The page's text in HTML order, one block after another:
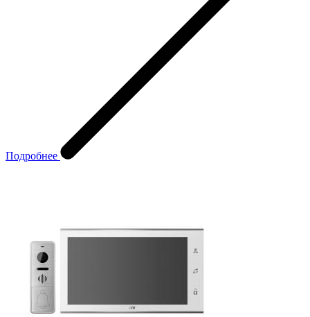
Подробнее